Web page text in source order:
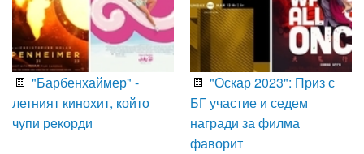
"Барбенхаймер" -
летният кинохит, който
чупи рекорди
"Оскар 2023": Приз с
БГ участие и седем
награди за филма
фаворит